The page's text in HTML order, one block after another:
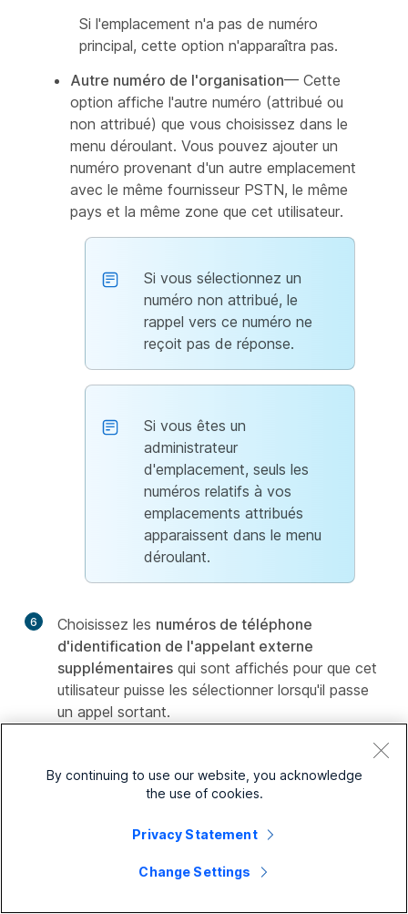
Si l'emplacement n'a pas de numéro
principal, cette option n'apparaîtra pas.
Autre numéro de l'organisation— Cette
option affiche l'autre numéro (attribué ou
non attribué) que vous choisissez dans le
menu déroulant. Vous pouvez ajouter un
numéro provenant d'un autre emplacement
avec le même fournisseur PSTN, le même
pays et la même zone que cet utilisateur.
Si vous sélectionnez un
numéro non attribué, le
rappel vers ce numéro ne
reçoit pas de réponse.
Si vous êtes un
administrateur
d'emplacement, seuls les
numéros relatifs à vos
emplacements attribués
apparaissent dans le menu
déroulant.
6 Choisissez les numéros de téléphone
d'identification de l'appelant externe
supplémentaires qui sont affichés pour que cet
utilisateur puisse les sélectionner lorsqu'il passe
un appel sortant.
numéro de téléphone de l'utilisateur.
déjà sélectionné l'optionLigne directe
d'identification de l'appelant externe
Si la ligne directe n'est pas associée à
By continuing to use our website, you acknowledge
the use of cookies.
Privacy Statement
Change Settings